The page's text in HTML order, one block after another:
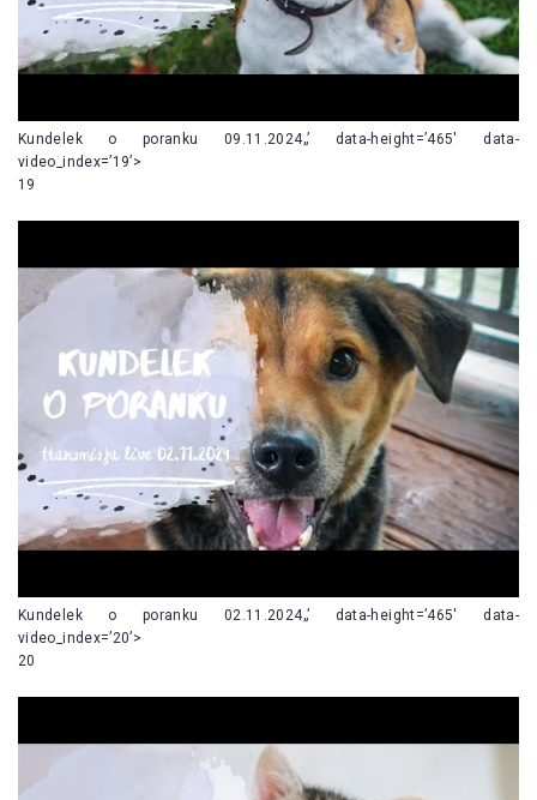
Kundelek o poranku 09.11.2024„’ data-height=’465′ data-
video_index=’19’>
19
Kundelek o poranku 02.11.2024„’ data-height=’465′ data-
video_index=’20’>
20